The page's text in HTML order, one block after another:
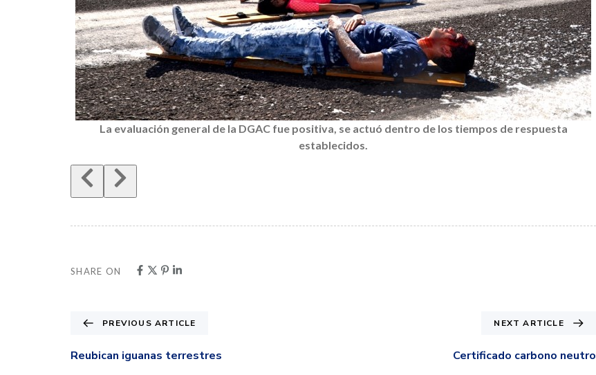
La evaluación general de la DGAC fue positiva, se actuó dentro de los tiempos de respuesta
establecidos.
SHARE ON
PREVIOUS ARTICLE
Reubican iguanas terrestres
NEXT ARTICLE
Certificado carbono neutro